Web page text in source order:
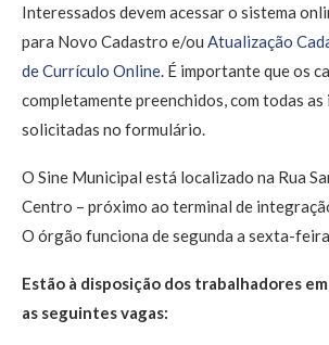
Interessados devem acessar o sistema
para Novo Cadastro e/ou Atualização
de Currículo Online . É importante que os
completamente preenchidos, com todas
solicitadas no formulário.
O Sine Municipal está localizado na Rua
Centro – próximo ao terminal de
O órgão funciona de segunda a sexta-
Estão à disposição dos trabalhadores
as seguintes vagas: